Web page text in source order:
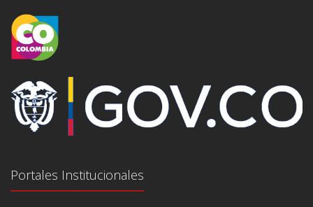
Portales Institucionales